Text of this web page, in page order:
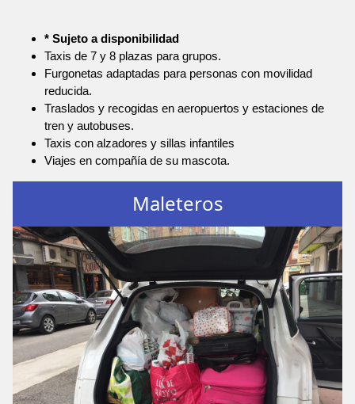
* Sujeto a disponibilidad
Taxis de 7 y 8 plazas para grupos.
Furgonetas adaptadas para personas con movilidad
reducida.
Traslados y recogidas en aeropuertos y estaciones de
tren y autobuses.
Taxis con alzadores y sillas infantiles
Viajes en compañía de su mascota.
Maleteros